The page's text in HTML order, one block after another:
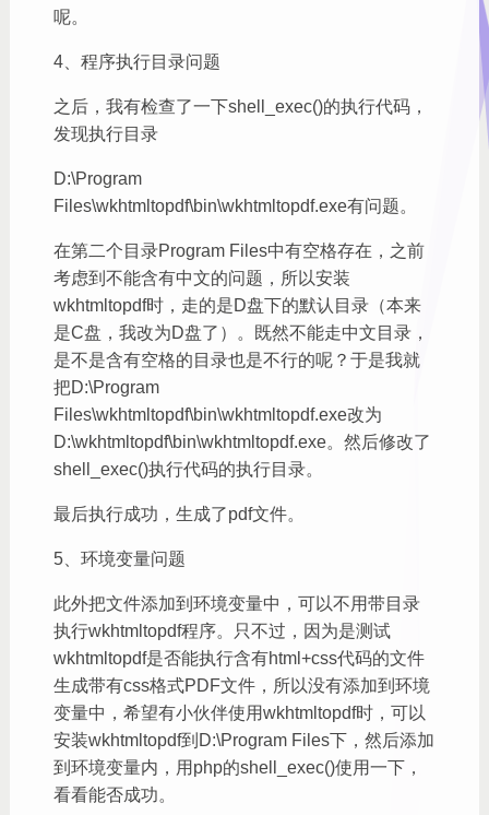
呢。
4、程序执行目录问题
之后，我有检查了一下shell_exec()的执行代码，
发现执行目录
D:\Program
Files\wkhtmltopdf\bin\wkhtmltopdf.exe有问题。
在第二个目录Program Files中有空格存在，之前
考虑到不能含有中文的问题，所以安装
wkhtmltopdf时，走的是D盘下的默认目录（本来
是C盘，我改为D盘了）。既然不能走中文目录，
是不是含有空格的目录也是不行的呢？于是我就
把D:\Program
Files\wkhtmltopdf\bin\wkhtmltopdf.exe改为
D:\wkhtmltopdf\bin\wkhtmltopdf.exe。然后修改了
shell_exec()执行代码的执行目录。
最后执行成功，生成了pdf文件。
5、环境变量问题
此外把文件添加到环境变量中，可以不用带目录
执行wkhtmltopdf程序。只不过，因为是测试
wkhtmltopdf是否能执行含有html+css代码的文件
生成带有css格式PDF文件，所以没有添加到环境
变量中，希望有小伙伴使用wkhtmltopdf时，可以
安装wkhtmltopdf到D:\Program Files下，然后添加
到环境变量内，用php的shell_exec()使用一下，
看看能否成功。